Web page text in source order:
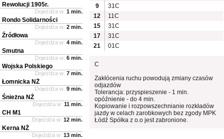
9
31C
12
11C
15
31C
17
31C
21
01C
C
Zakłócenia ruchu powodują zmiany czasów
odjazdów
Tolerancja: przyspieszenie - 1 min.
opóźnienie - do 4 min.
Kopiowanie i rozpowszechnianie rozkładów
jazdy w celach zarobkowych bez zgody MPK
Łódź Spółka z o.o jest zabronione.
Rewolucji 1905r.
Dojeżdża w: 1 min.
Rondo Solidarności
Dojeżdża w: 2 min.
Źródłowa
Dojeżdża w: 4 min.
Smutna
Dojeżdża w: 6 min.
Wojska Polskiego
Dojeżdża w: 7 min.
Łomnicka NŻ
Dojeżdża w: 9 min.
Śnieżna NŻ
Dojeżdża w: 11 min.
CH M1
Dojeżdża w: 12 min.
Kerna NŻ
Dojeżdża w: 13 min.